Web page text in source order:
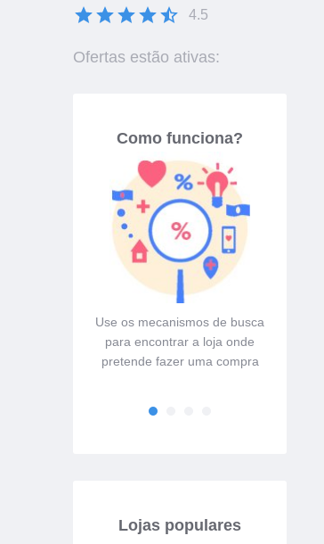
4.5
Ofertas estão ativas:
Como funciona?
Use os mecanismos de busca
para encontrar a loja onde
pretende fazer uma compra
Lojas populares